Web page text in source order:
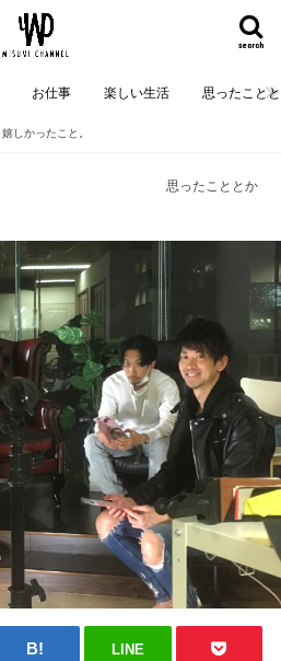
search
お仕事 楽しい生活 思ったこと
嬉しかったこと。
思ったこととか
LINE